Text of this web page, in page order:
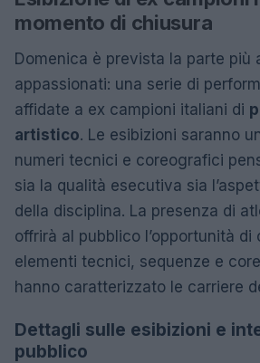
momento di chiusura
Domenica è prevista la parte più
appassionati: una serie di
affidate a ex campioni italiani di
artistico. Le esibizioni saranno
numeri tecnici e coreografici
sia la qualità esecutiva sia
della disciplina. La presenza di
offrirà al pubblico l’opportunità di
elementi tecnici, sequenze e
hanno caratterizzato le carriere
Dettagli sulle esibizioni e
pubblico